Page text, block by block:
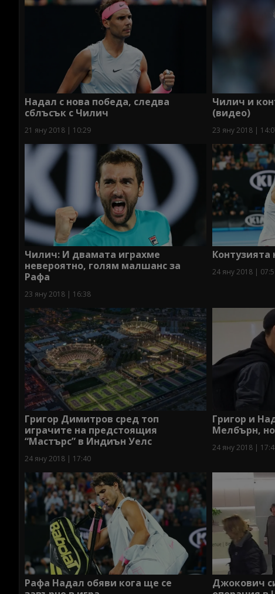
Надал с нова победа, следва
сблъсък с Чилич
21 яну 2018 | 10:29
Чилич и
(видео)
23 яну 2018 |
Чилич: И двамата играхме
невероятно, голям малшанс за
Рафа
23 яну 2018 | 16:38
Контузията
24 яну 2018 |
Григор Димитров сред топ
играчите на предстоящия
“Мастърс” в Индиън Уелс
24 яну 2018 | 17:40
Григор и
Мелбърн,
24 яну 2018 |
Рафа Надал обяви кога ще се
Джокович